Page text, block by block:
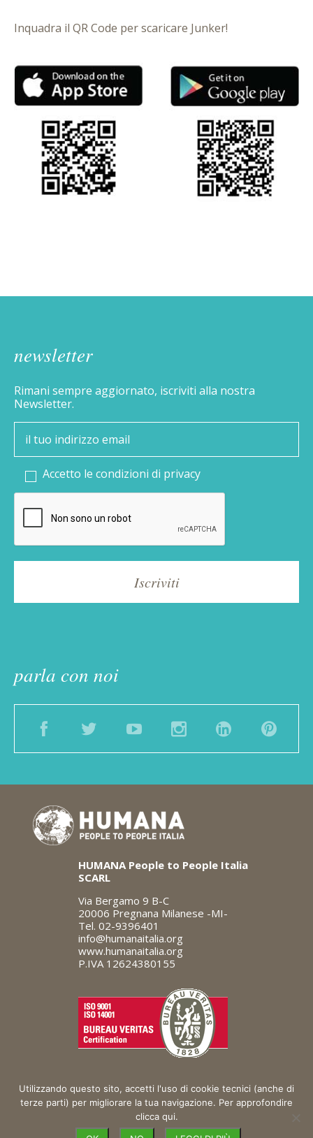
Inquadra il QR Code per scaricare Junker!
newsletter
Rimani sempre aggiornato, iscriviti alla nostra
Newsletter.
Accetto le condizioni di privacy
parla con noi
FacebookTwitter YouTubeInstagramLinkedIn
HUMANA People to People Italia
SCARL
Via Bergamo 9 B-C
20006 Pregnana Milanese -MI-
Tel. 02-9396401
info@humanaitalia.org
www.humanaitalia.org
P.IVA 12624380155
Utilizzando questo sito, accetti l'uso di cookie tecnici (anche di
terze parti) per migliorare la tua navigazione. Per approfondire
clicca qui.